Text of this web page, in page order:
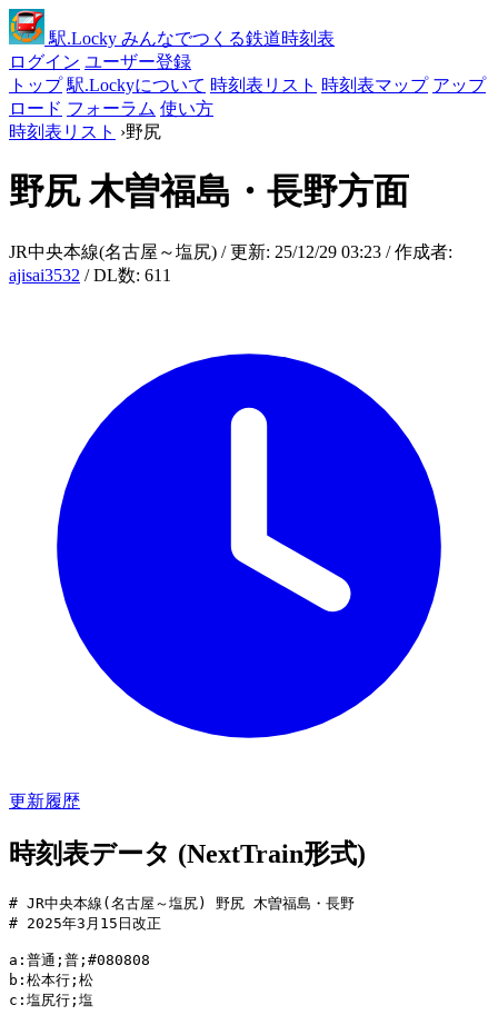
駅.Locky みんなでつくる鉄道時刻表
ログイン ユーザー登録
トップ 駅.Lockyについて 時刻表リスト 時刻表マップ アップ
ロード フォーラム 使い方
時刻表リスト ›野尻
野尻木曽福島・長野方面
JR中央本線(名古屋～塩尻) / 更新: 25/12/29 03:23 / 作成者:
ajisai3532 / DL数: 611
更新履歴
時刻表データ (NextTrain形式)
# JR中央本線(名古屋～塩尻) 野尻 木曽福島・長野
# 2025年3月15日改正
a:普通;普;#080808
b:松本行;松
c:塩尻行;塩